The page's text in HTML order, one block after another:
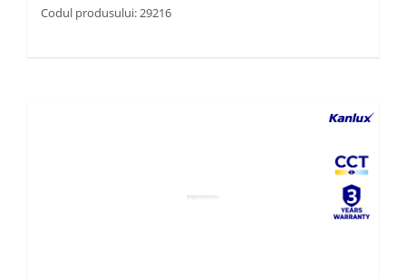
Codul produsului: 29216